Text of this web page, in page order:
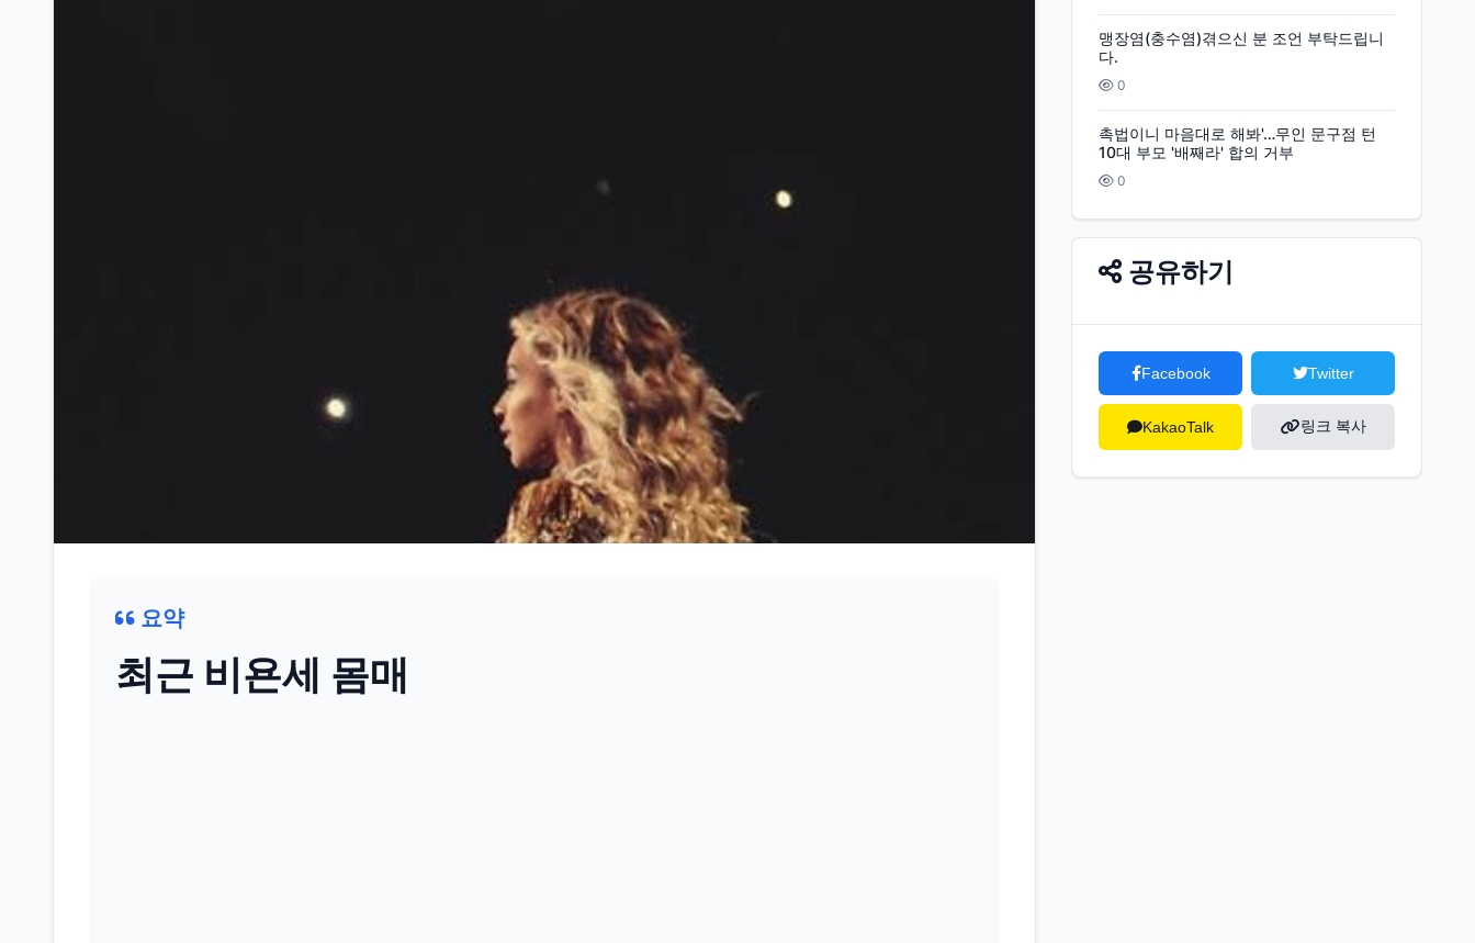
요약
최근 비욘세 몸매
맹장염(충수염)겪으신 분 조언 부탁드립니
다.
0
촉법이니 마음대로 해봐'…무인 문구점 턴
10대 부모 '배째라' 합의 거부
0
공유하기
Facebook Twitter
KakaoTalk 링크 복사